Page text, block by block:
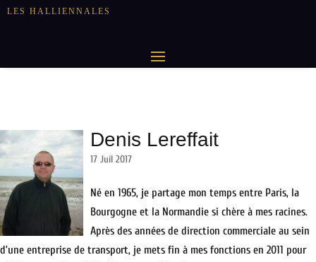
LES HALLIENNALES
Denis Lereffait
17 Juil 2017
Né en 1965, je partage mon temps entre Paris, la
Bourgogne et la Normandie si chère à mes racines.
Après des années de direction commerciale au sein
d’une entreprise de transport, je mets fin à mes fonctions en 2011 pour